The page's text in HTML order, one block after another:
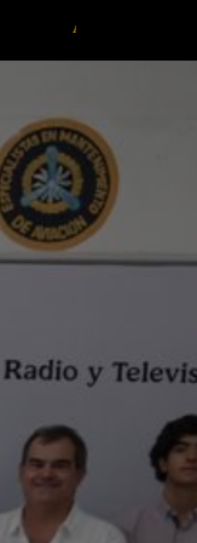
ECONOMÍA / NEGOCIOS